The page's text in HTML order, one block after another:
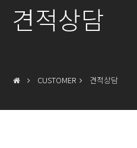
견적상담
CUSTOMER 견적상담